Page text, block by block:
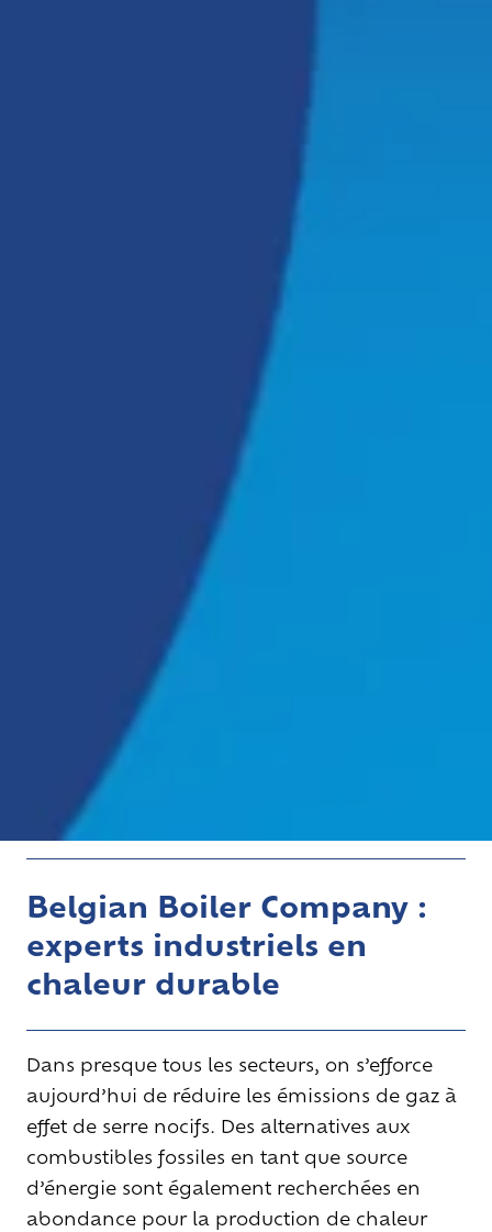
Belgian Boiler Company :
experts industriels en
chaleur durable
Dans presque tous les secteurs, on s’efforce
aujourd’hui de réduire les émissions de gaz à
effet de serre nocifs. Des alternatives aux
combustibles fossiles en tant que source
d’énergie sont également recherchées en
abondance pour la production de chaleur